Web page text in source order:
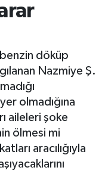
döküp
Nazmiye Ş.
olmadığına
aileleri şoke
ölmesi mi
aracılığıyla